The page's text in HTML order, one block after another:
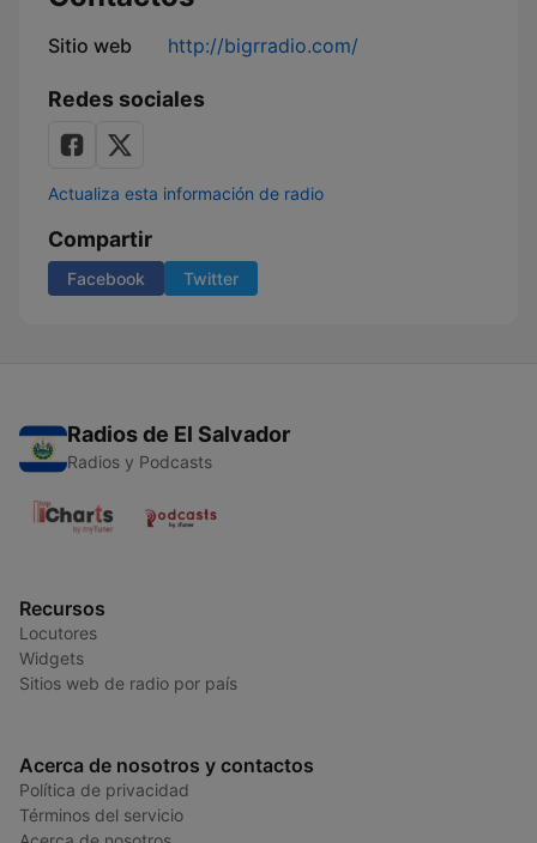
Sitio web http://bigrradio.com/
Redes sociales
Actualiza esta información de radio
Compartir
Facebook Twitter
Radios de El Salvador
Radios y Podcasts
Recursos
Locutores
Widgets
Sitios web de radio por país
Acerca de nosotros y contactos
Política de privacidad
Términos del servicio